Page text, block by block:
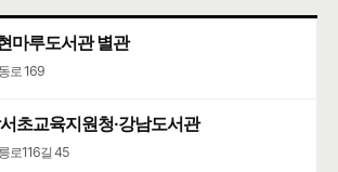
마루도서관 별관
로 169
초교육지원청·강남도서관
로116길 45